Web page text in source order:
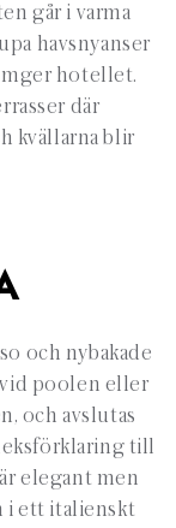
går i varma
havsnyanser
hotellet.
där
kvällarna blir
och nybakade
poolen eller
och avslutas
till
elegant men
i ett italienskt